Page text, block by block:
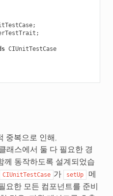
;
;
CIUnitTestCase
중복으로 인해,
래스에서 둘 다 필요한 경
께 동작하도록 설계되었습
CIUnitTestCase 가 setUp
메
요한 모든 컴포넌트를 준비